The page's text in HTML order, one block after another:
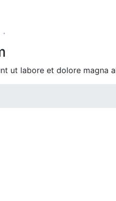
ut labore et dolore magna